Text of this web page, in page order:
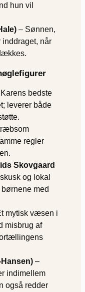
hun vil
– Sønnen,
inddraget, når
bedste
leverer både
regler
Skovgaard
og lokal
med
mytisk væsen i
misbrug af
–
indimellem
også redder